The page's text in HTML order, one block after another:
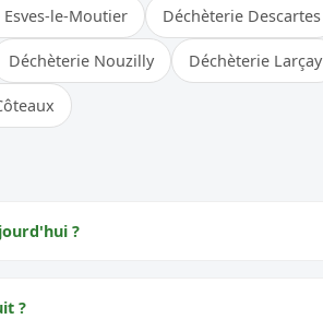
le-Moutier Déchèterie Descartes
Déchèterie Nouzilly Déchèterie Larçay
?
?